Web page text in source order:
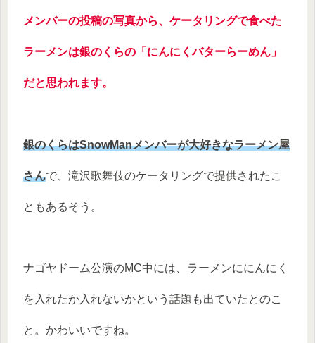
メンバーの投稿の写真から、ケータリングで食べた
ラーメンは銀のくらの「にんにくバターらーめん」
だと思われます。
銀のくらはSnowManメンバーが大好きなラーメン屋
さんで、滝沢歌舞伎のケータリングで提供されたこ
ともあるそう。
ナゴヤドーム公演のMC中には、ラーメンににんにく
を入れたか入れないかという話題も出ていたとのこ
と。かわいいですね。